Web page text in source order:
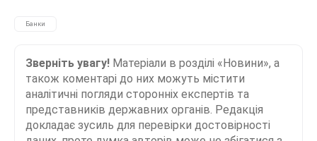
Банки
Зверніть увагу! Матеріали в розділі «Новини», а
також коментарі до них можуть містити
аналітичні погляди сторонніх експертів та
представників державних органів. Редакція
докладає зусиль для перевірки достовірності